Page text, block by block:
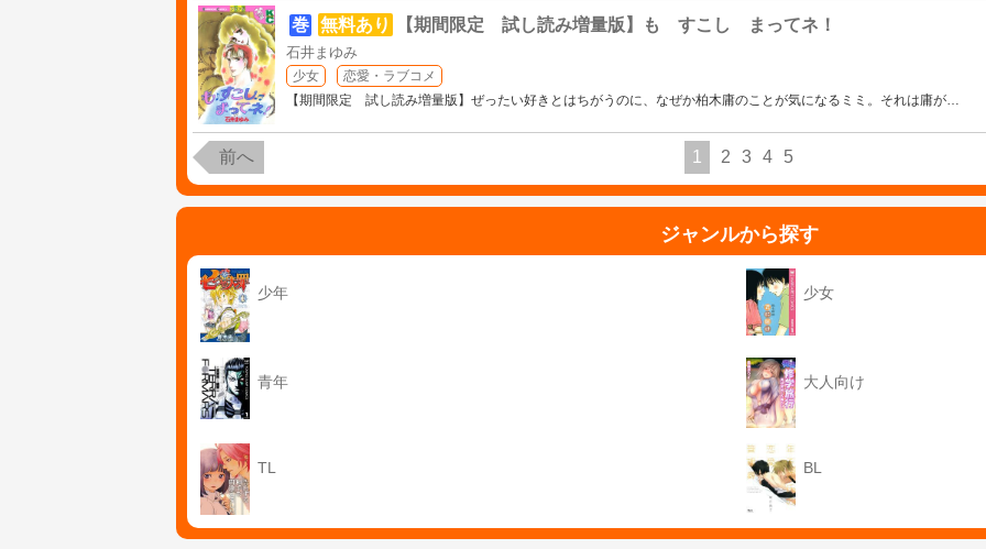
巻 無料あり 【期間限定 試し読み増量版】も すこし まってネ！
石井まゆみ
少女
恋愛・ラブコメ
【期間限定 試し読み増量版】ぜったい好きとはちがうのに、なぜか柏木庸のことが気になるミミ。それは庸が…
前へ 1 2 3 4 5
ジャンルから探す
少年 少女
青年 大人向け
TL BL